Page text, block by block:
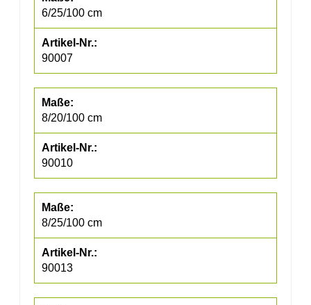
6/25/100 cm
90007
8/20/100 cm
90010
8/25/100 cm
90013